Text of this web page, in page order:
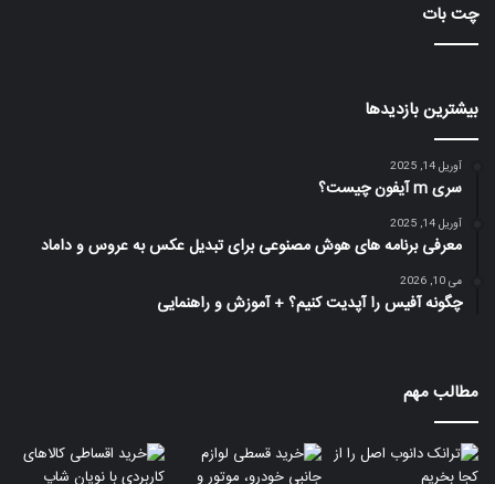
چت بات
بیشترین بازدیدها
آوریل 14, 2025
سری m آیفون چیست؟
آوریل 14, 2025
معرفی برنامه های هوش مصنوعی برای تبدیل عکس به عروس و داماد
می 10, 2026
چگونه آفیس را آپدیت کنیم؟ + آموزش و راهنمایی
مطالب مهم